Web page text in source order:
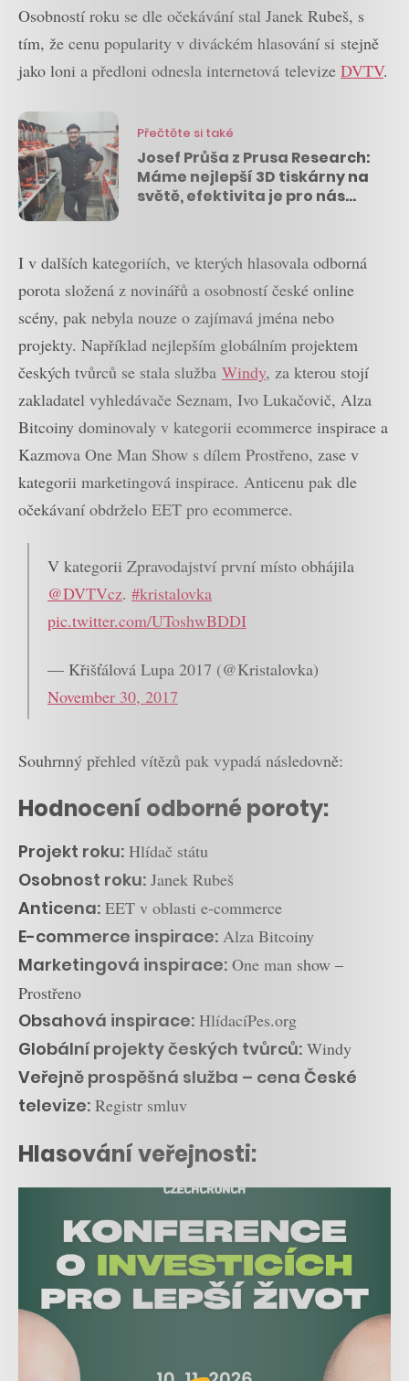
Osobností roku se dle očekávání stal Janek Rubeš, s
tím, že cenu popularity v diváckém hlasování si stejně
jako loni a předloni odnesla internetová televize DVTV.
Přečtěte si také
Josef Průša z Prusa Research:
Máme nejlepší 3D tiskárny na
světě, efektivita je pro nás
I v dalších kategoriích, ve kterých hlasovala odborná
porota složená z novinářů a osobností české online
scény, pak nebyla nouze o zajímavá jména nebo
projekty. Například nejlepším globálním projektem
českých tvůrců se stala služba Windy, za kterou stojí
zakladatel vyhledávače Seznam, Ivo Lukačovič, Alza
Bitcoiny dominovaly v kategorii ecommerce inspirace a
Kazmova One Man Show s dílem Prostřeno, zase v
kategorii marketingová inspirace. Anticenu pak dle
očekávaní obdrželo EET pro ecommerce.
V kategorii Zpravodajství první místo obhájila
@DVTVcz. #kristalovka
pic.twitter.com/UToshwBDDI
— Křišťálová Lupa 2017 (@Kristalovka)
November 30, 2017
Souhrnný přehled vítězů pak vypadá následovně:
Hodnocení odborné poroty:
Projekt roku: Hlídač státu
Osobnost roku: Janek Rubeš
Anticena: EET v oblasti e-commerce
E-commerce inspirace: Alza Bitcoiny
Marketingová inspirace: One man show –
Prostřeno
Obsahová inspirace: HlídacíPes.org
Globální projekty českých tvůrců: Windy
Veřejně prospěšná služba – cena České
televize: Registr smluv
Hlasování veřejnosti: